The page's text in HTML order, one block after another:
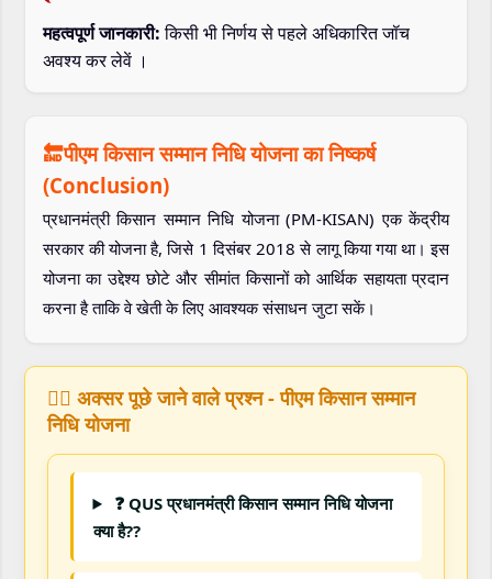
महत्वपूर्ण जानकारी:किसी भी निर्णय से पहले अधिकारित जॉच
अवश्य कर लेवें ।
🔚पीएम किसान सम्मान निधि योजना का निष्कर्ष
(Conclusion)
प्रधानमंत्री किसान सम्मान निधि योजना (PM-KISAN) एक केंद्रीय
सरकार की योजना है, जिसे 1 दिसंबर 2018 से लागू किया गया था। इस
योजना का उद्देश्य छोटे और सीमांत किसानों को आर्थिक सहायता प्रदान
करना है ताकि वे खेती के लिए आवश्यक संसाधन जुटा सकें।
🙋‍♀️ अक्सर पूछे जाने वाले प्रश्न - पीएम किसान सम्मान
निधि योजना
❓ QUS प्रधानमंत्री किसान सम्मान निधि योजना
क्या है??